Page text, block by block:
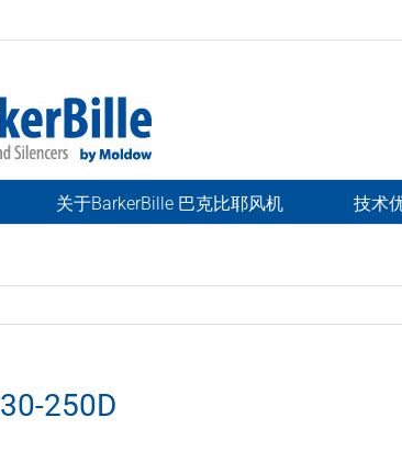
关于BarkerBille 巴克比耶风机 技术
250D